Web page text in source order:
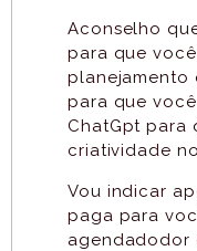
Aconselho
para que
planejamento
para que
ChatGpt para
criatividade
Vou indicar
paga para
agendadodor